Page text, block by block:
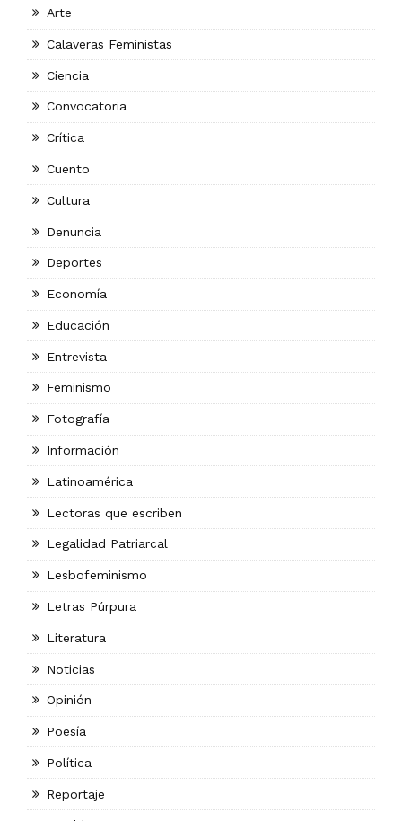
Arte
Calaveras Feministas
Ciencia
Convocatoria
Crítica
Cuento
Cultura
Denuncia
Deportes
Economía
Educación
Entrevista
Feminismo
Fotografía
Información
Latinoamérica
Lectoras que escriben
Legalidad Patriarcal
Lesbofeminismo
Letras Púrpura
Literatura
Noticias
Opinión
Poesía
Política
Reportaje